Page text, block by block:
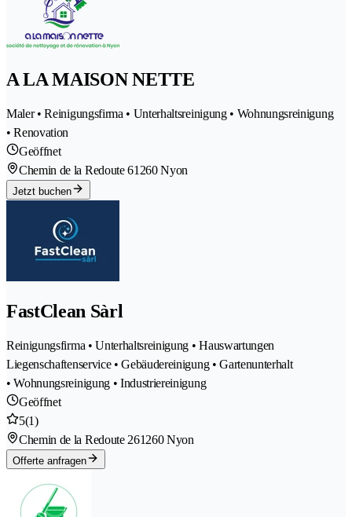
A LA MAISON NETTE
Maler • Reinigungsfirma • Unterhaltsreinigung • Wohnungsreinigung
• Renovation
Geöffnet
Chemin de la Redoute 61260 Nyon
Jetzt buchen
FastClean Sàrl
Reinigungsfirma • Unterhaltsreinigung • Hauswartungen
Liegenschaftenservice • Gebäudereinigung • Gartenunterhalt
• Wohnungsreinigung • Industriereinigung
Geöffnet
5(1)
Chemin de la Redoute 261260 Nyon
Offerte anfragen